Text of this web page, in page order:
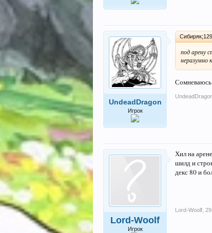
UndeadDragon
Игрок
под арену
неразумно
Сомневаюсь
Lord-Woolf
Игрок
Хил на
шилд и
декс 80 и
Lord-Woolf